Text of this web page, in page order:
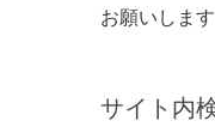
お願いします
サイト内